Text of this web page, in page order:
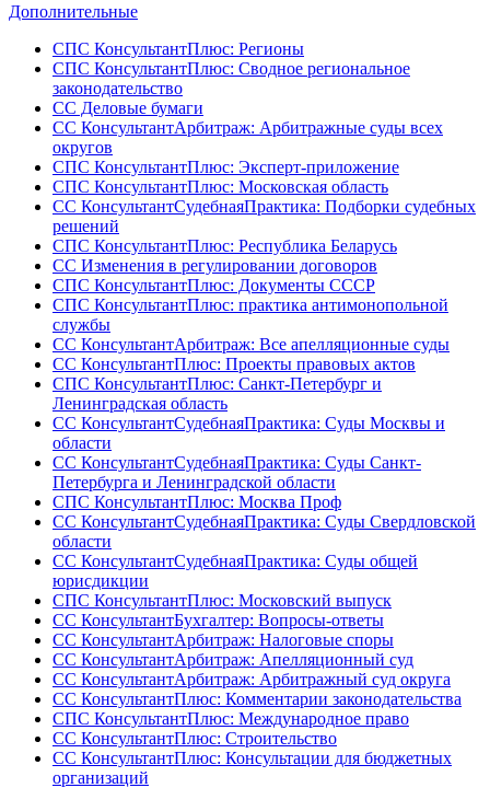
Дополнительные
СПС КонсультантПлюс: Регионы
СПС КонсультантПлюс: Сводное региональное
законодательство
СС Деловые бумаги
СС КонсультантАрбитраж: Арбитражные суды всех
округов
СПС КонсультантПлюс: Эксперт-приложение
СПС КонсультантПлюс: Московская область
СС КонсультантСудебнаяПрактика: Подборки судебных
решений
СПС КонсультантПлюс: Республика Беларусь
СС Изменения в регулировании договоров
СПС КонсультантПлюс: Документы СССР
СПС КонсультантПлюс: практика антимонопольной
службы
СС КонсультантАрбитраж: Все апелляционные суды
СС КонсультантПлюс: Проекты правовых актов
СПС КонсультантПлюс: Санкт-Петербург и
Ленинградская область
СС КонсультантСудебнаяПрактика: Суды Москвы и
области
СС КонсультантСудебнаяПрактика: Суды Санкт-
Петербурга и Ленинградской области
СПС КонсультантПлюс: Москва Проф
СС КонсультантСудебнаяПрактика: Суды Свердловской
области
СС КонсультантСудебнаяПрактика: Суды общей
юрисдикции
СПС КонсультантПлюс: Московский выпуск
СС КонсультантБухгалтер: Вопросы-ответы
СС КонсультантАрбитраж: Налоговые споры
СС КонсультантАрбитраж: Апелляционный суд
СС КонсультантАрбитраж: Арбитражный суд округа
СС КонсультантПлюс: Комментарии законодательства
СПС КонсультантПлюс: Международное право
СС КонсультантПлюс: Строительство
СС КонсультантПлюс: Консультации для бюджетных
организаций